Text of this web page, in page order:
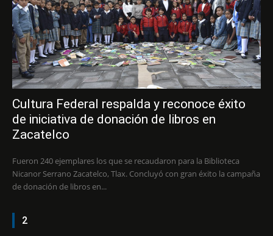
Cultura Federal respalda y reconoce éxito
de iniciativa de donación de libros en
Zacatelco
Fueron 240 ejemplares los que se recaudaron para la Biblioteca
Nicanor Serrano Zacatelco, Tlax. Concluyó con gran éxito la campaña
de donación de libros en...
2